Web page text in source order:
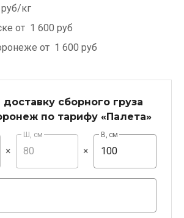
кг
от 1 600 руб
от 1 600 руб
доставку сборного груза
по тарифу «Палета»
×
Ш, см
×
В, см